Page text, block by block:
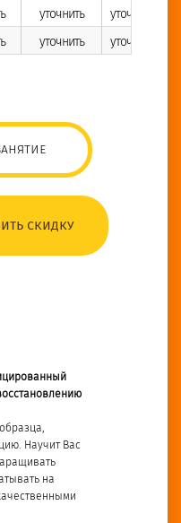
уточнить
уточнить
уточнить уточнить
скидку
Научит Вас
на